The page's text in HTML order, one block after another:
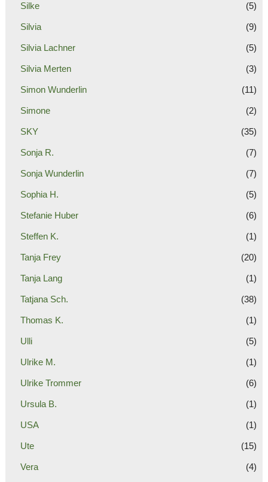
Silke (5)
Silvia (9)
Silvia Lachner (5)
Silvia Merten (3)
Simon Wunderlin (11)
Simone (2)
SKY (35)
Sonja R. (7)
Sonja Wunderlin (7)
Sophia H. (5)
Stefanie Huber (6)
Steffen K. (1)
Tanja Frey (20)
Tanja Lang (1)
Tatjana Sch. (38)
Thomas K. (1)
Ulli (5)
Ulrike M. (1)
Ulrike Trommer (6)
Ursula B. (1)
USA (1)
Ute (15)
Vera (4)